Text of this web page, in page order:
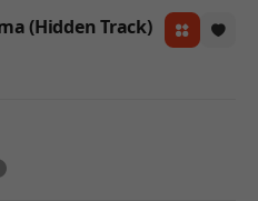
(Hidden Track)
말